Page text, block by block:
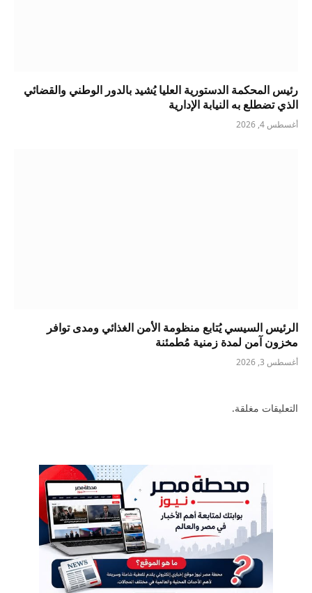
رئيس المحكمة الدستورية العليا يُشيد بالدور الوطني والقضائي
الذي تضطلع به النيابة الإدارية
أغسطس 4, 2026
الرئيس السيسي يُتابع منظومة الأمن الغذائي ومدى توافر
مخزون آمن لمدة زمنية مُطمئنة
أغسطس 3, 2026
التعليقات مغلقة.